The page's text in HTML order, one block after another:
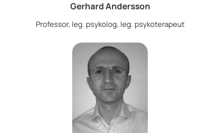
Gerhard Andersson
Professor, leg. psykolog, leg. psykoterapeut